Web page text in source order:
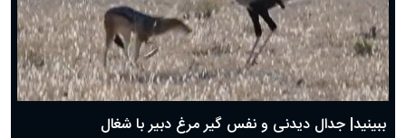
دعای روز دوم ماه مبارک رمضان ۱ اسفند ماه ۱۴۰۴
دعای روز اول ماه مبارک رمضان، ۳۰ بهمن ۱۴۰۴
حضرت زینب(س) چگونه از دنیا رفت؟
بهترین پیامک تبریک روز پدر ۱۴۰۴؛ جملات زیبا و صمیمانه
ببینید| جدال دیدنی و نفس گیر مرغ دبیر با شغال